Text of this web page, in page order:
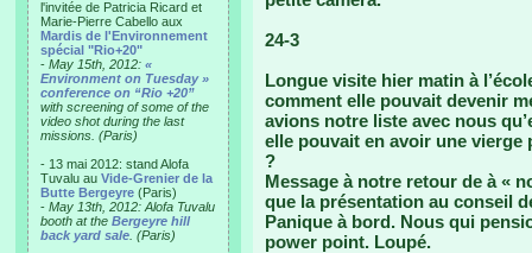
l'invitée de Patricia Ricard et
Marie-Pierre Cabello aux
Mardis de l'Environnement
spécial "Rio+20"
- May 15th, 2012: «
Environment on Tuesday »
conference on “Rio +20”
with screening of some of the
video shot during the last
missions. (Paris)
- 13 mai 2012: stand Alofa
Tuvalu au Vide-Grenier de la
Butte Bergeyre (Paris)
- May 13th, 2012: Alofa Tuvalu
booth at the Bergeyre hill
back yard sale . (Paris)
24-3
Longue visite hier matin à
comment elle pouvait devenir
avions notre liste avec nous
elle pouvait en avoir une
?
Message à notre retour de à «
que la présentation au conseil
Panique à bord. Nous qui
power point. Loupé.